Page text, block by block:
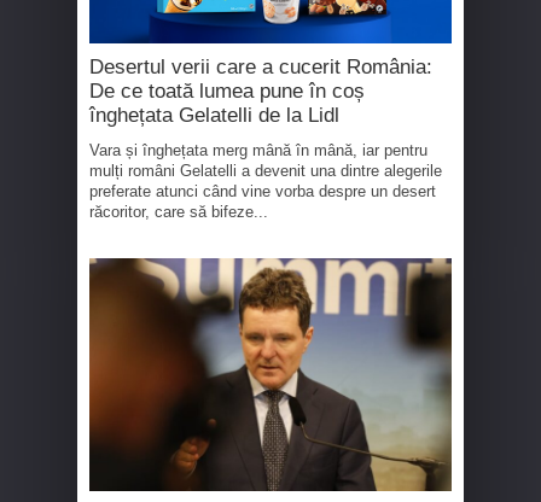
Desertul verii care a cucerit România:
De ce toată lumea pune în coș
înghețata Gelatelli de la Lidl
Vara și înghețata merg mână în mână, iar pentru
mulți români Gelatelli a devenit una dintre alegerile
preferate atunci când vine vorba despre un desert
răcoritor, care să bifeze...